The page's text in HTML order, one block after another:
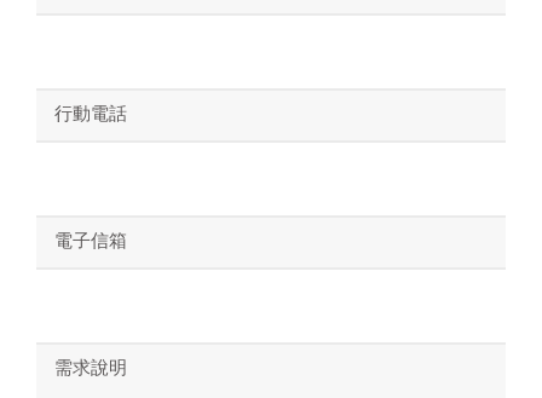
行動電話
電子信箱
需求說明